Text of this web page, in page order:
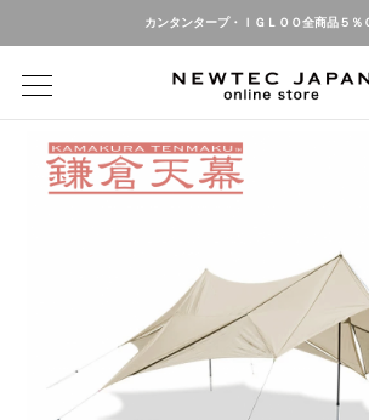
カンタンタープ・ＩＧＬＯＯ全商品５％